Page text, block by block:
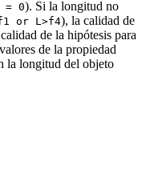
0). Si la longitud no
or L>f4), la calidad de
de la hipótesis para
de la propiedad
la longitud del objeto